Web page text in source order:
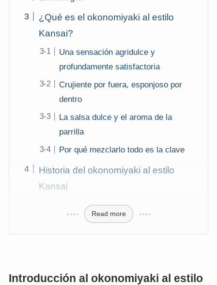
¿Qué es el okonomiyaki al estilo
Kansai?
Una sensación agridulce y
profundamente satisfactoria
Crujiente por fuera, esponjoso por
dentro
La salsa dulce y el aroma de la
parrilla
Por qué mezclarlo todo es la clave
Historia del okonomiyaki al estilo
Kansai
Read more
Introducción al okonomiyaki al estilo